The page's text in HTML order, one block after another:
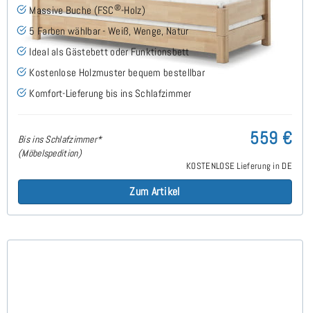
Massive Buche (FSC®-Holz)
5 Farben wählbar - Weiß, Wenge, Natur
Ideal als Gästebett oder Funktionsbett
Kostenlose Holzmuster bequem bestellbar
Komfort-Lieferung bis ins Schlafzimmer
Bis ins Schlafzimmer*
(Möbelspedition)
559 €
KOSTENLOSE Lieferung in DE
Zum Artikel